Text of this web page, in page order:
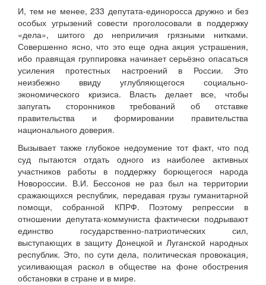
И, тем не менее, 233 депутата-единоросса дружно и без
особых угрызений совести проголосовали в поддержку
«дела», шитого до неприличия грязными нитками.
Совершенно ясно, что это еще одна акция устрашения,
ибо правящая группировка начинает серьёзно опасаться
усиления протестных настроений в России. Это
неизбежно ввиду углубляющегося социально-
экономического кризиса. Власть делает все, чтобы
запугать сторонников требований об отставке
правительства и формировании правительства
национального доверия.
Вызывает также глубокое недоумение тот факт, что под
суд пытаются отдать одного из наиболее активных
участников работы в поддержку борющегося народа
Новороссии. В.И. Бессонов не раз был на территории
сражающихся республик, передавая грузы гуманитарной
помощи, собранной КПРФ. Поэтому репрессии в
отношении депутата-коммуниста фактически подрывают
единство государственно-патриотических сил,
выступающих в защиту Донецкой и Луганской народных
республик. Это, по сути дела, политическая провокация,
усиливающая раскол в обществе на фоне обострения
обстановки в стране и в мире.